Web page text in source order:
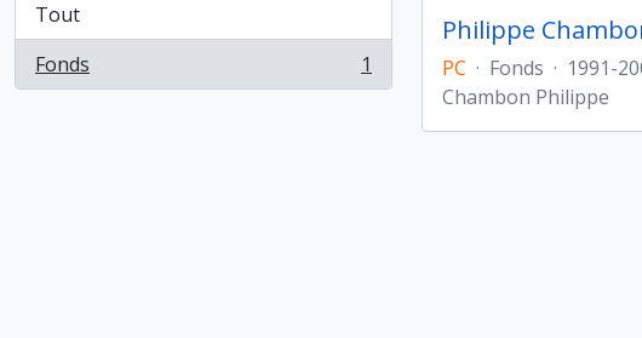
Tout
Fonds
, 1 résultats 1
Philippe
PC · Fonds · 1991-
Chambon Philippe